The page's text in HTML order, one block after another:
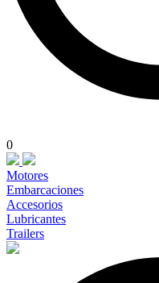
0
Motores
Embarcaciones
Accesorios
Lubricantes
Trailers